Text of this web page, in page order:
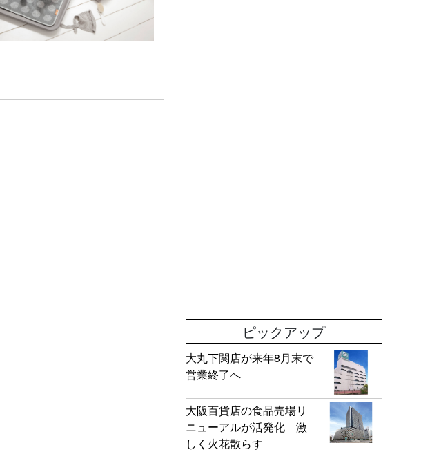
ピックアップ
大丸下関店が来年8月末で
営業終了へ
大阪百貨店の食品売場リ
ニューアルが活発化 激
しく火花散らす